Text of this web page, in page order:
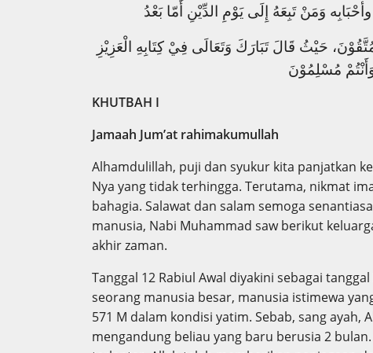
وَمَنْ تَبِعَهُ إِلَى يَوْمِ الدِّيْنِ أَمّا بَعْدُ
حَيْثُ قَالَ تَبَارَكَ وَتَعَالَى فِيْ كِتَابِهِ الْعَزِيْزِ
وَأَنْتُمْ مُسْلِمُوْنَ
KHUTBAH I
Jamaah Jum’at rahimakumullah
Alhamdulillah, puji dan syukur kita panjatkan
Nya yang tidak terhingga. Terutama, nikmat
bahagia. Salawat dan salam semoga
manusia, Nabi Muhammad saw berikut
akhir zaman.
Tanggal 12 Rabiul Awal diyakini sebagai
seorang manusia besar, manusia istimewa
571 M dalam kondisi yatim. Sebab, sang
mengandung beliau yang baru berusia 2